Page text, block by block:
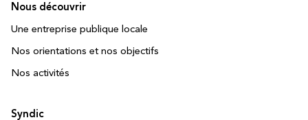
Nous découvrir
Une entreprise publique locale
Nos orientations et nos objectifs
Nos activités
Syndic